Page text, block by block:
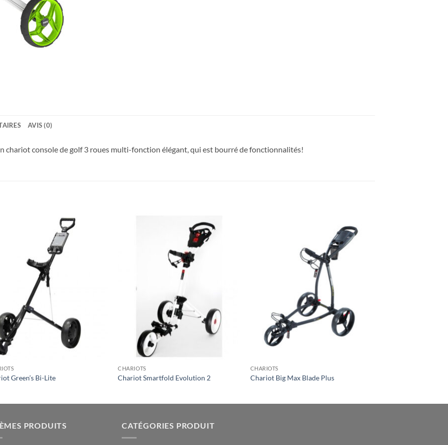
AVIS (0)
chariot console de golf 3 roues multi-fonction élégant, qui est bourré de fonctionnalités!
Green’s Bi-Lite
CHARIOTS
Chariot Smartfold Evolution 2
CHARIOTS
Chariot Big Max Blade Plus
PRODUITS CATÉGORIES PRODUIT